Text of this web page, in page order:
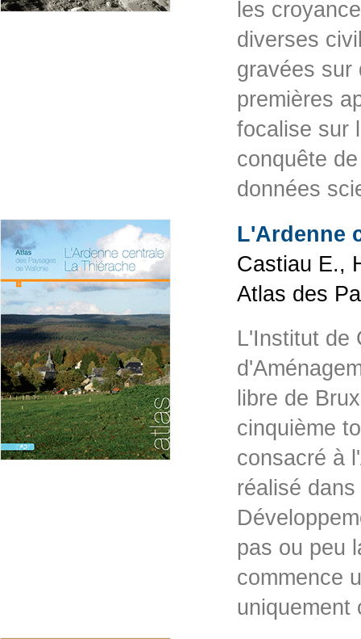
les
diverses
gravées sur
premières
focalise sur
conquête
données
L'Ardenne
Castiau E.,
Atlas des
L'Institut de
libre de
cinquième
consacré à
réalisé
pas ou peu
commence